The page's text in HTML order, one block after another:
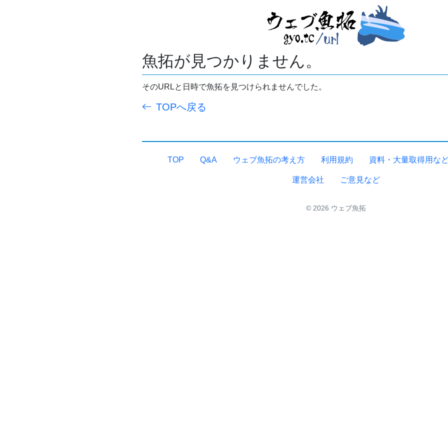
魚拓が見つかりません。
そのURLと日時で魚拓を見つけられませんでした。
TOPへ戻る
TOP Q&A ウェブ魚拓の考え方 利用規約 資料・大量取得用な
運営会社 ご意見など
© 2026 ウェブ魚拓